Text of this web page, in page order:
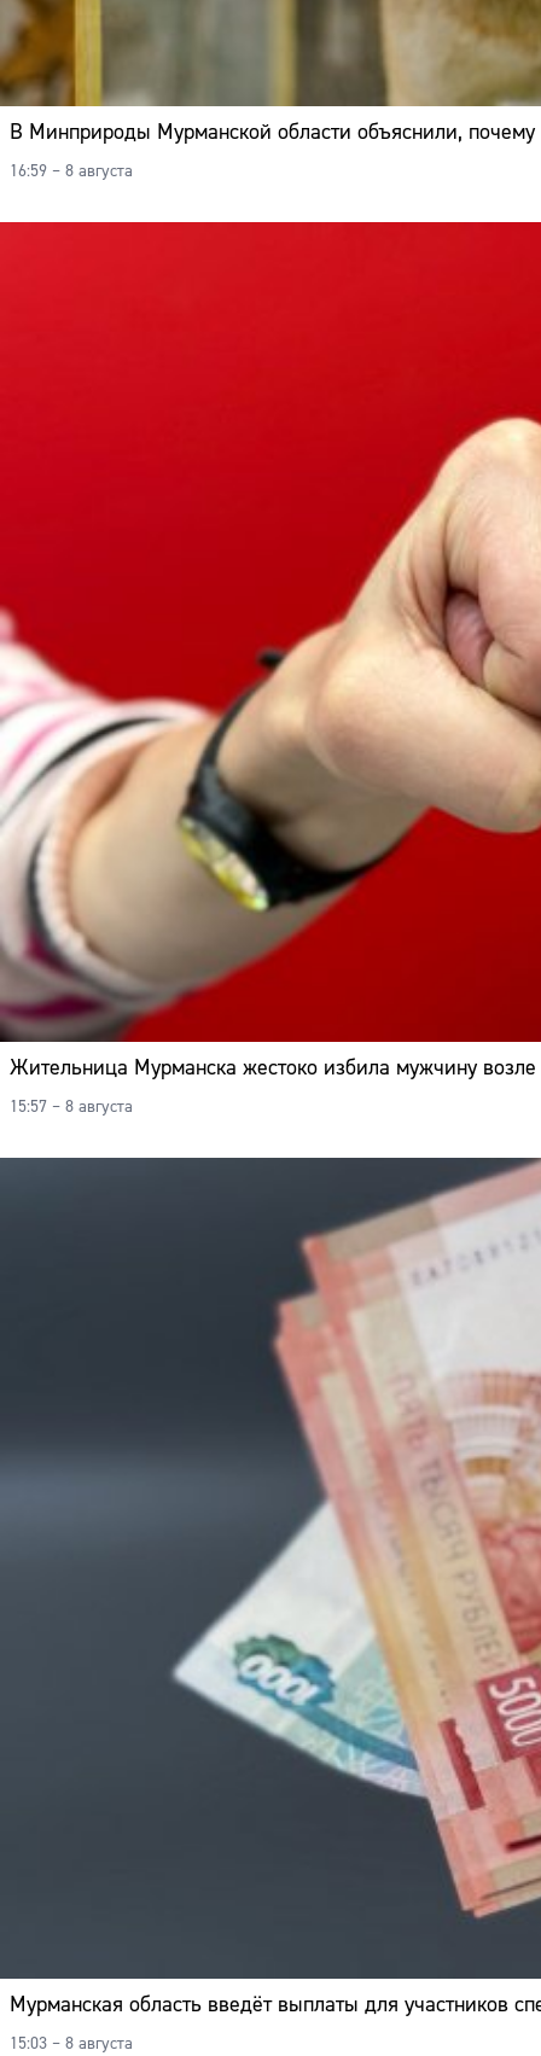
В Минприроды Мурманской области объяснили, почему
16:59 – 8 августа
Жительница Мурманска жестоко избила мужчину возле
15:57 – 8 августа
Мурманская область введёт выплаты для участников
15:03 – 8 августа